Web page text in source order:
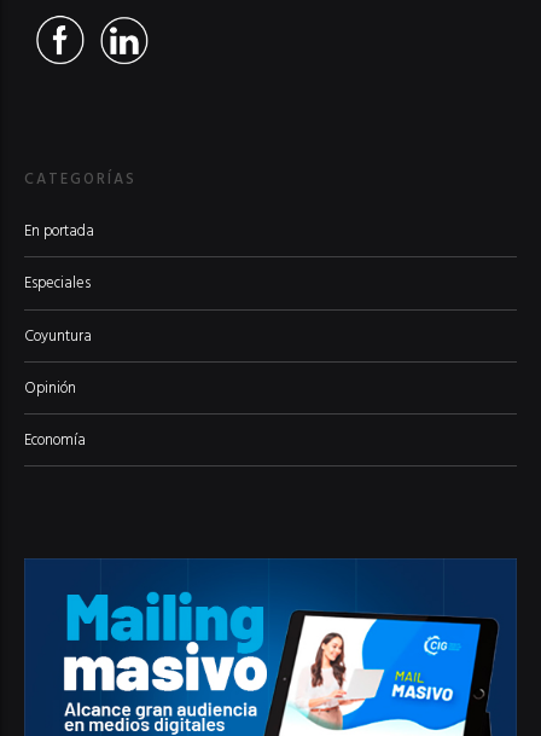
CATEGORÍAS
En portada
Especiales
Coyuntura
Opinión
Economía